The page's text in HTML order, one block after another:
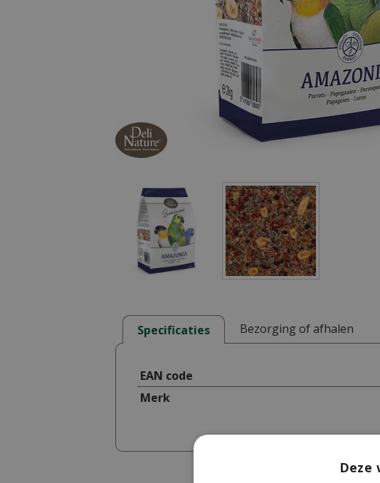
Specificaties Bezorging of afhalen
EAN code
Merk
Deze